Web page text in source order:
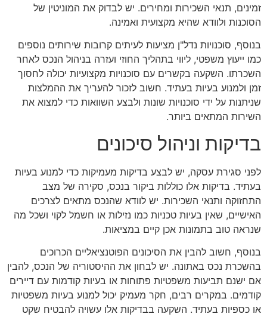
זמינים, תנאי השכירות ומחירים. יש לבדוק את המוניטין של
הסוכנות ולוודא שהיא מקצועית ואמינה.
בנוסף, סוכנויות נדל"ן מציעות לעיתים קרובות שירותים נוספים
כמו ייעוץ משפטי, ליווי בתהליך החוזי ועזרה בניהול הנכס לאחר
השכרתו. השקעה בקשרים עם סוכנויות מקצועיות יכולה לחסוך
זמן ולמנוע בעיות בעתיד. חשוב לזכור להעריך את ההמלצות
שניתנות על ידי סוכנויות שונות ולבצע השוואות כדי למצוא את
השירות המתאים ביותר.
בדיקות וניהול סיכונים
לפני סגירת עסקה, יש לבצע בדיקות מעמיקות כדי למנוע בעיות
בעתיד. בדיקות אלו כוללות ביקור בנכס, סקירה של מצב
התחזוקה ותנאי השכירות. יש לוודא שהנכס מתאים לצרכים
האישיים, שאין בעיות טכניות כמו נזילות או חשמל לקוי ושכל מה
שנראה טוב בתמונות אכן קיים במציאות.
בנוסף, חשוב להבין את הסיכונים הפוטנציאליים הכרוכים
בהשכרת נכס באתונה. יש לבחון את ההיסטוריה של הנכס, להבין
אם ישנם תביעות משפטיות פתוחות או בעיות קודמות עם דיירים
קודמים. במקרים רבים, חקר מעמיק יכול למנוע בעיות משפטיות
או כספיות בעתיד. השקעה בבדיקות אלו עשויה להבטיח שקט